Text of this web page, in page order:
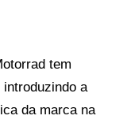
tem
a
da marca na